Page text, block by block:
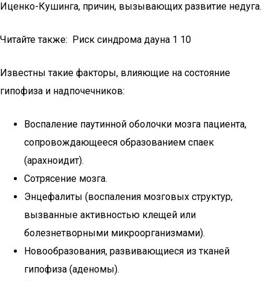
Иценко-Кушинга, причин, вызывающих развитие недуга.
Читайте также: Риск синдрома дауна 1 10
Известны такие факторы, влияющие на состояние
гипофиза и надпочечников:
Воспаление паутинной оболочки мозга пациента,
сопровождающееся образованием спаек
(арахноидит).
Сотрясение мозга.
Энцефалиты (воспаления мозговых структур,
вызванные активностью клещей или
болезнетворными микроорганизмами).
Новообразования, развивающиеся из тканей
гипофиза (аденомы).